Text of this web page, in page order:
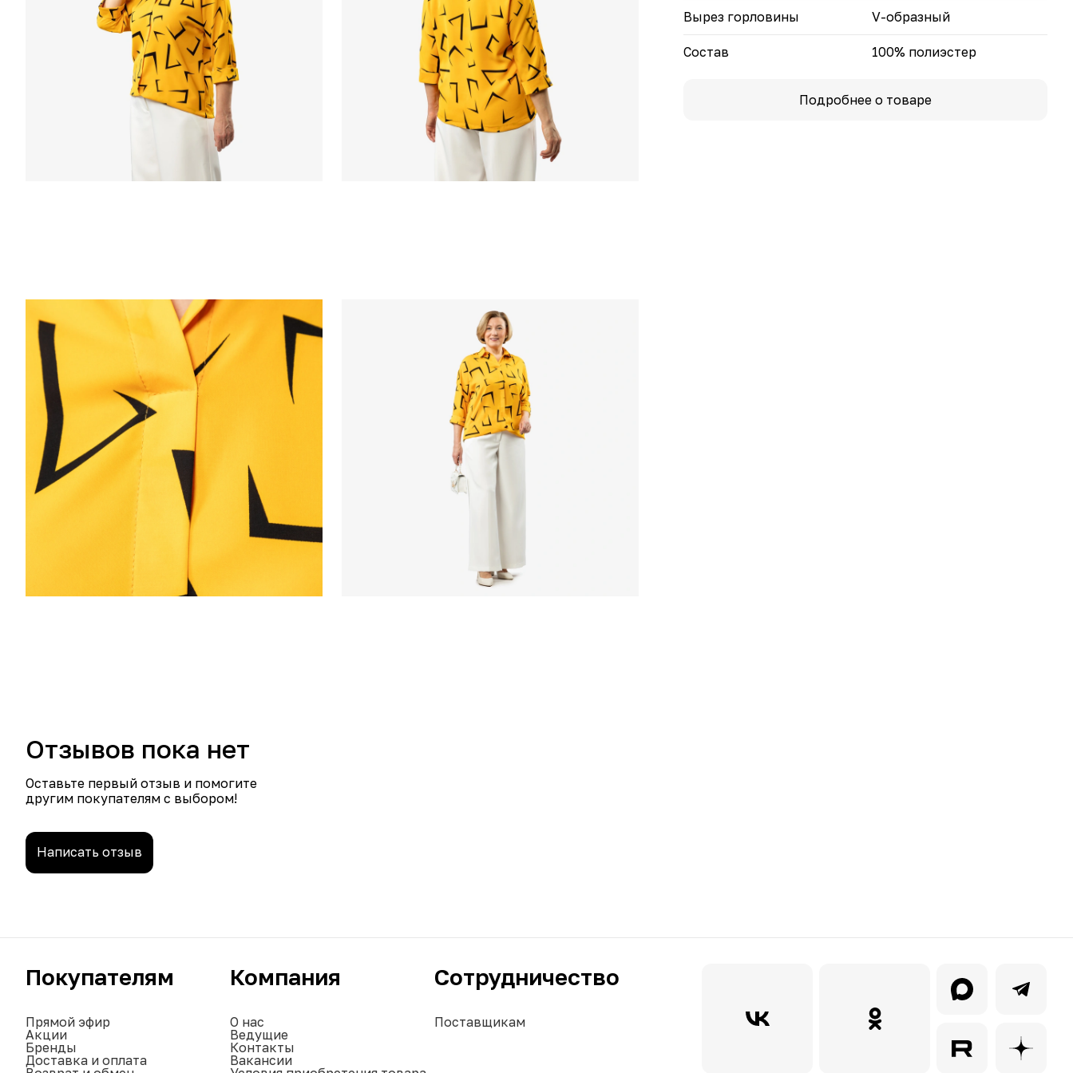
Вырез горловины V-образный
Состав 100% полиэстер
Подробнее о товаре
Отзывов пока нет
Оставьте первый отзыв и помогите
другим покупателям с выбором!
Написать отзыв
Покупателям
Прямой эфир
Акции
Бренды
Доставка и оплата
Компания
О нас
Ведущие
Контакты
Вакансии
Сотрудничество
Поставщикам